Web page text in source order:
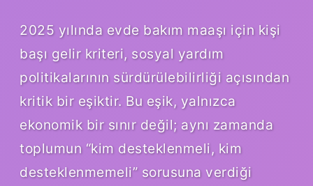
2025 yılında evde bakım maaşı için kişi
başı gelir kriteri, sosyal yardım
politikalarının sürdürülebilirliği açısından
kritik bir eşiktir. Bu eşik, yalnızca
ekonomik bir sınır değil; aynı zamanda
toplumun “kim desteklenmeli, kim
desteklenmemeli” sorusuna verdiği